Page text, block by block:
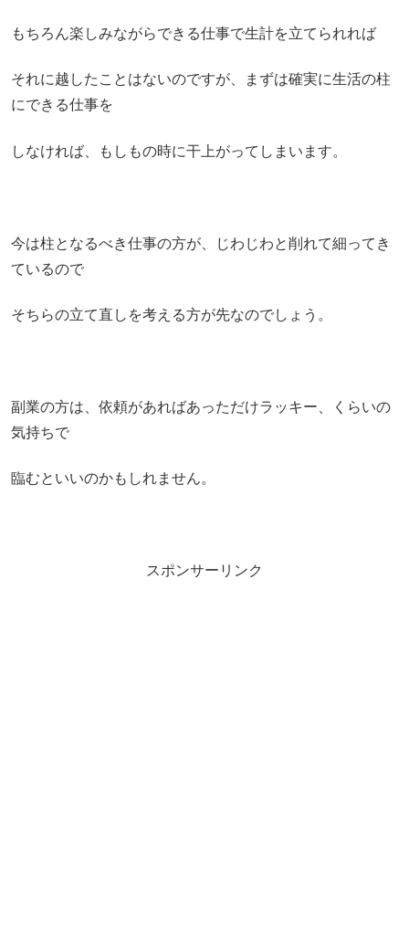
もちろん楽しみながらできる仕事で生計を立てられれば
それに越したことはないのですが、まずは確実に生活の柱
にできる仕事を
しなければ、もしもの時に干上がってしまいます。
今は柱となるべき仕事の方が、じわじわと削れて細ってき
ているので
そちらの立て直しを考える方が先なのでしょう。
副業の方は、依頼があればあっただけラッキー、くらいの
気持ちで
臨むといいのかもしれません。
スポンサーリンク